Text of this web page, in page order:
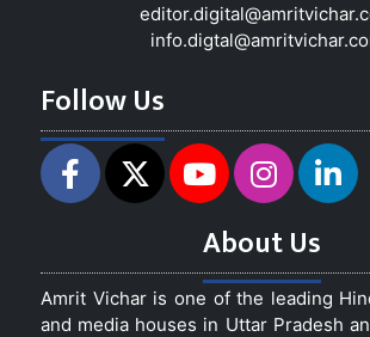
Follow Us
About Us
Amrit Vichar is one of the leading
and media houses in Uttar Pradesh